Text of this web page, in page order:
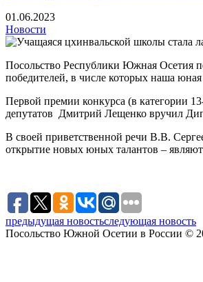
01.06.2023
Новости
Посольство Республики Южная Осетия
победителей, в числе которых наша юная
Первой премии конкурса (в категории
депутатов Дмитрий Лещенко вручил
В своей приветственной речи В.В.
открытие новых юных талантов –
предыдущая новостьследующая новость
Посольство Южной Осетии в России ©